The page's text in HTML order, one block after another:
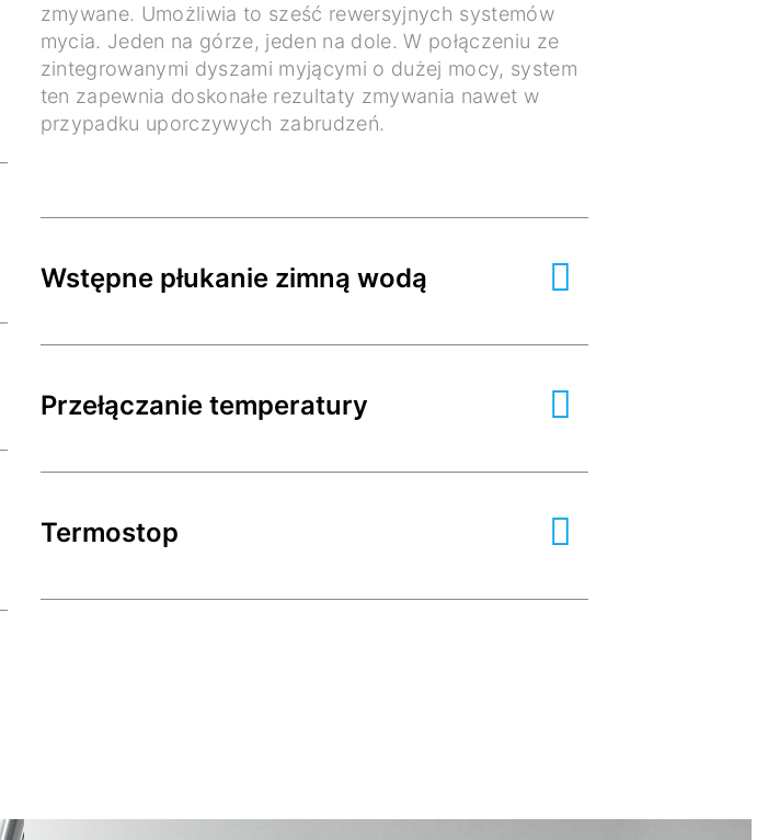
zmywane. Umożliwia to sześć rewersyjnych systemów
mycia. Jeden na górze, jeden na dole. W połączeniu ze
zintegrowanymi dyszami myjącymi o dużej mocy, system
ten zapewnia doskonałe rezultaty zmywania nawet w
przypadku uporczywych zabrudzeń.
Wstępne płukanie zimną wodą
Przełączanie temperatury
Termostop